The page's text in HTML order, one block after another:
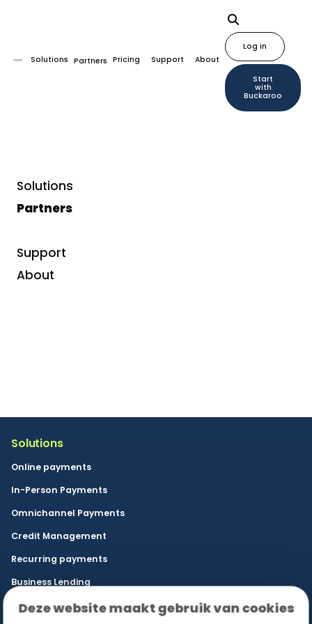
Deze website maakt gebruik van cookies
Solutions Partners Pricing Support About
Log in
Start
with
Buckaroo
Solutions
Partners
Support
About
Solutions
Online payments
In-Person Payments
Omnichannel Payments
Credit Management
Recurring payments
Business Lending
Sectors